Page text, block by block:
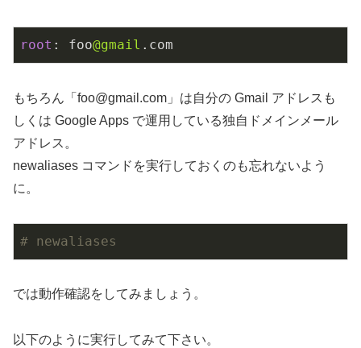
root : foo@gmail .com
もちろん「 foo@gmail.com 」は自分の Gmail アドレスも
しくは Google Apps で運用している独自ドメインメール
アドレス。
newaliases コマンドを実行しておくのも忘れないよう
に。
# newaliases
では動作確認をしてみましょう。
以下のように実行してみて下さい。